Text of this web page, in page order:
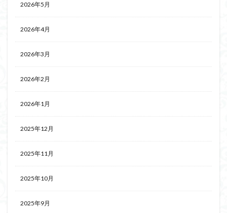
2026年5月
2026年4月
2026年3月
2026年2月
2026年1月
2025年12月
2025年11月
2025年10月
2025年9月